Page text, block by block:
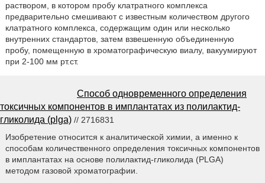
раствором, в котором пробу клатратного комплекса
предварительно смешивают с известным количеством другого
клатратного комплекса, содержащим один или несколько
внутренних стандартов, затем взвешенную объединенную
пробу, помещенную в хроматографическую виалу, вакуумируют
при 2-100 мм рт.ст.
Способ одновременного определения
токсичных компонентов в имплантатах из полилактид-
гликолида (plga) // 2716831
Изобретение относится к аналитической химии, а именно к
способам количественного определения токсичных компонентов
в имплантатах на основе полилактид-гликолида (PLGA)
методом газовой хроматографии.